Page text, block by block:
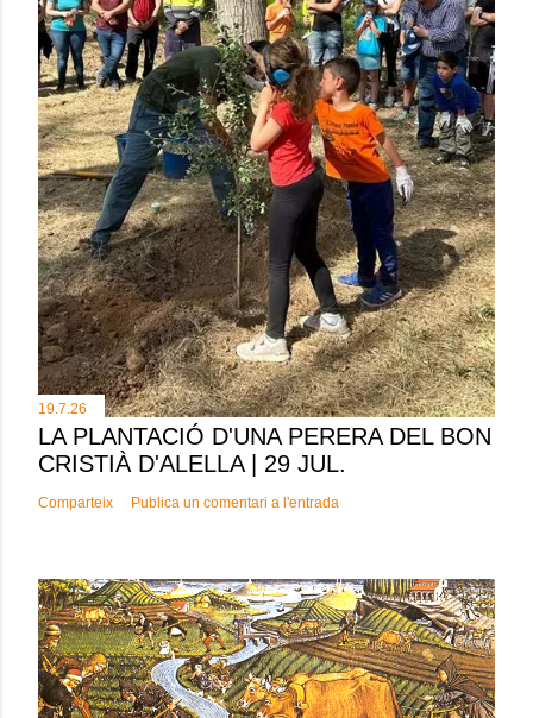
19.7.26
LA PLANTACIÓ D'UNA PERERA DEL BON
CRISTIÀ D'ALELLA | 29 JUL.
Comparteix Publica un comentari a l'entrada